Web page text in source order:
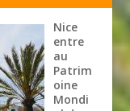
Nice
entre
au
Patrim
oine
Mondi